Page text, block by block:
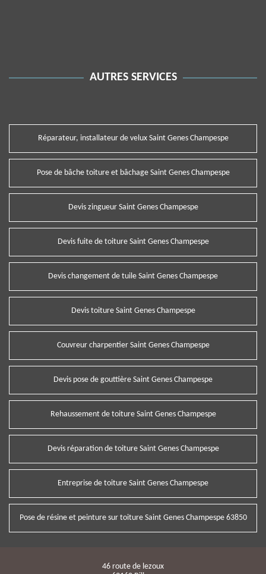
AUTRES SERVICES
Réparateur, installateur de velux Saint Genes Champespe
Pose de bâche toiture et bâchage Saint Genes Champespe
Devis zingueur Saint Genes Champespe
Devis fuite de toiture Saint Genes Champespe
Devis changement de tuile Saint Genes Champespe
Devis toiture Saint Genes Champespe
Couvreur charpentier Saint Genes Champespe
Devis pose de gouttière Saint Genes Champespe
Rehaussement de toiture Saint Genes Champespe
Devis réparation de toiture Saint Genes Champespe
Entreprise de toiture Saint Genes Champespe
Pose de résine et peinture sur toiture Saint Genes Champespe 63850
46 route de lezoux